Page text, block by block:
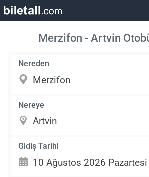
Merzifon - Artvin
Nereden
Nereye
Gidiş Tarihi